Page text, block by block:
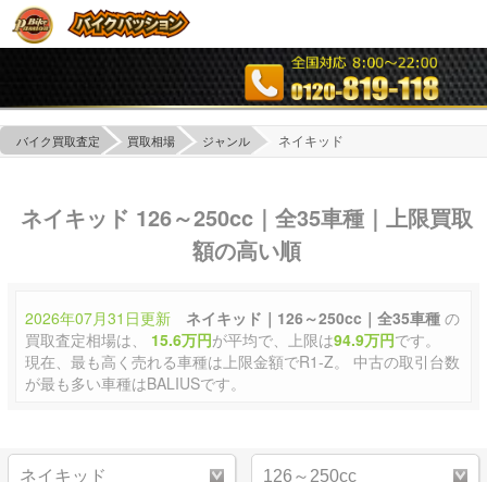
バイク買取査定 買取相場 ジャンル ネイキッド
ネイキッド 126～250cc｜全35車種｜上限買取
額の高い順
2026年07月31日更新 ネイキッド｜126～250cc｜全35車種の
買取査定相場は、 15.6万円が平均で、上限は94.9万円です。
現在、最も高く売れる車種は上限金額でR1-Z。 中古の取引台数
が最も多い車種はBALIUSです。